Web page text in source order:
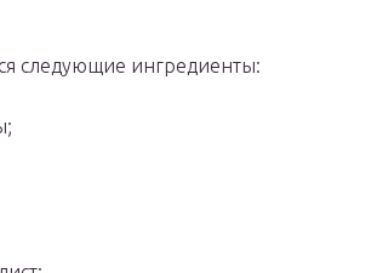
следующие ингредиенты: